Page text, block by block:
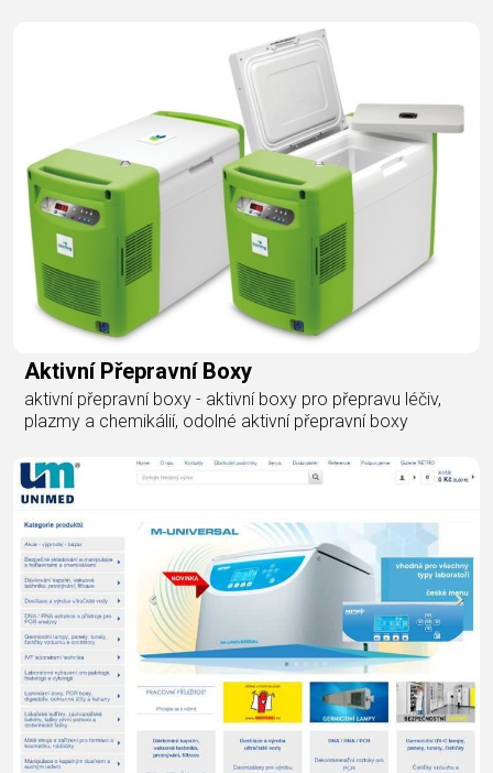
Aktivní Přepravní Boxy
aktivní přepravní boxy - aktivní boxy pro přepravu léčiv,
plazmy a chemikálií, odolné aktivní přepravní boxy